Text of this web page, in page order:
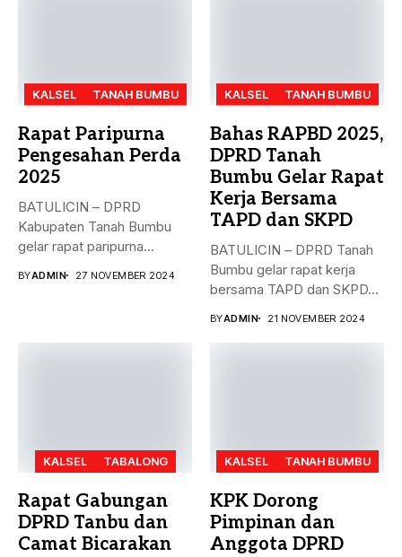
KALSEL TANAH BUMBU
Rapat Paripurna
Pengesahan Perda
2025
BATULICIN – DPRD
Kabupaten Tanah Bumbu
gelar rapat paripurna
BYADMIN 27 NOVEMBER 2024
KALSEL TANAH BUMBU
Bahas RAPBD 2025,
DPRD Tanah
Bumbu Gelar Rapat
Kerja Bersama
TAPD dan SKPD
BATULICIN – DPRD Tanah
Bumbu gelar rapat kerja
bersama TAPD dan SKPD...
BYADMIN 21 NOVEMBER 2024
KALSEL TABALONG
Rapat Gabungan
DPRD Tanbu dan
Camat Bicarakan
KALSEL TANAH BUMBU
KPK Dorong
Pimpinan dan
Anggota DPRD